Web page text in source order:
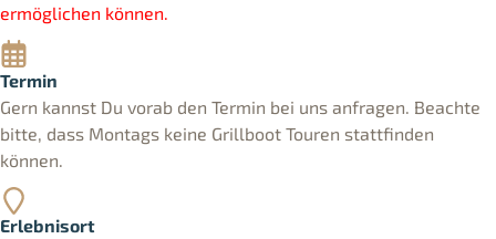
ermöglichen können.
Termin
Gern kannst Du vorab den Termin bei uns anfragen. Beachte
bitte, dass Montags keine Grillboot Touren stattfinden
können.
Erlebnisort